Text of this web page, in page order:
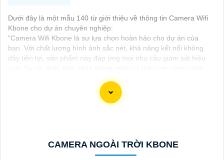
Dưới đây là một mẫu 140 từ giới thiệu về thông tin Camera Wifi
Kbone cho dự án chuyên nghiệp:
"Camera Wifi Kbone là sự lựa chọn hoàn hảo cho dự án của
bạn. Với chất lượng hình ảnh sắc nét, khả năng kết nối không
dây tiện lợi, sản phẩm này đáp ứng mọi nhu cầu giám sát hiệu
tiên tiến của Camera Wifi Kbone sẽ mang lại sự an tâm và tiện
lợi cho hệ thống giám sát của bạn. Hãy trải nghiệm ngay để thấy
CAMERA NGOÀI TRỜI KBONE